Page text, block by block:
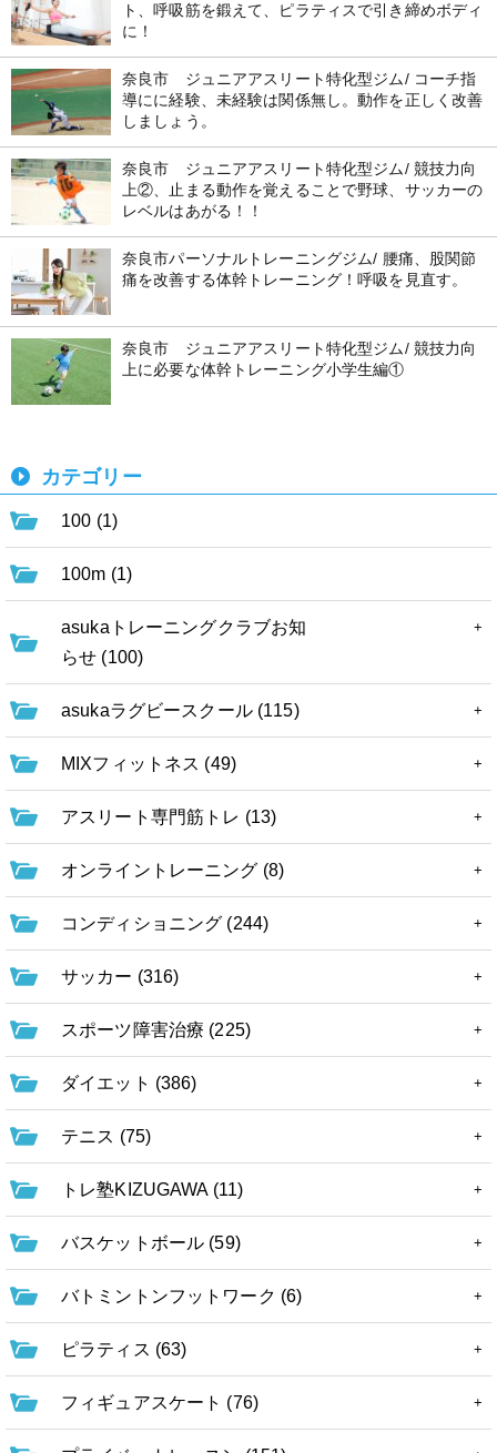
ト、呼吸筋を鍛えて、ピラティスで引き締めボディ
に！
奈良市 ジュニアアスリート特化型ジム/ コーチ指
導にに経験、未経験は関係無し。動作を正しく改善
しましょう。
奈良市 ジュニアアスリート特化型ジム/ 競技力向
上②、止まる動作を覚えることで野球、サッカーの
レベルはあがる！！
奈良市パーソナルトレーニングジム/ 腰痛、股関節
痛を改善する体幹トレーニング！呼吸を見直す。
奈良市 ジュニアアスリート特化型ジム/ 競技力向
上に必要な体幹トレーニング小学生編①
カテゴリー
100 (1)
100m (1)
asukaトレーニングクラブお知
らせ (100)
asukaラグビースクール (115)
MIXフィットネス (49)
アスリート専門筋トレ (13)
オンライントレーニング (8)
コンディショニング (244)
サッカー (316)
スポーツ障害治療 (225)
ダイエット (386)
テニス (75)
トレ塾KIZUGAWA (11)
バスケットボール (59)
バトミントンフットワーク (6)
ピラティス (63)
フィギュアスケート (76)